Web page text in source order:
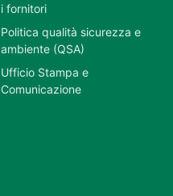
i fornitori
Politica qualità sicurezza e
ambiente (QSA)
Ufficio Stampa e
Comunicazione